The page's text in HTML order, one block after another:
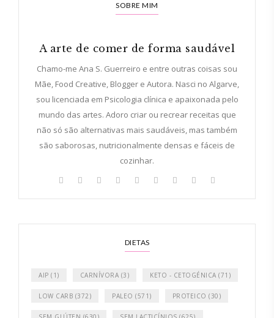
SOBRE MIM
A arte de comer de forma saudável
Chamo-me Ana S. Guerreiro e entre outras coisas sou
Mãe, Food Creative, Blogger e Autora. Nasci no Algarve,
sou licenciada em Psicologia clínica e apaixonada pelo
mundo das artes. Adoro criar ou recrear receitas que
não só são alternativas mais saudáveis, mas também
são saborosas, nutricionalmente densas e fáceis de
cozinhar.
DIETAS
AIP (1) CARNÍVORA (3) KETO - CETOGÉNICA (71)
LOW CARB (372) PALEO (571) PROTEICO (30)